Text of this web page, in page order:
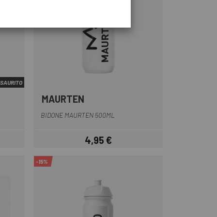
MAURTEN
BIDONE MAURTEN 500ML
Prezzo
4,95 €
-15%